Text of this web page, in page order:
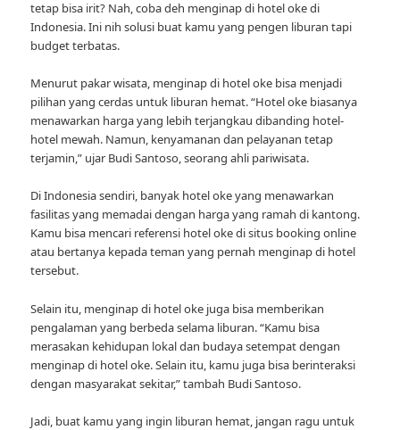
tetap bisa irit? Nah, coba deh menginap di hotel oke di
Indonesia. Ini nih solusi buat kamu yang pengen liburan tapi
budget terbatas.
Menurut pakar wisata, menginap di hotel oke bisa menjadi
pilihan yang cerdas untuk liburan hemat. “Hotel oke biasanya
menawarkan harga yang lebih terjangkau dibanding hotel-
hotel mewah. Namun, kenyamanan dan pelayanan tetap
terjamin,” ujar Budi Santoso, seorang ahli pariwisata.
Di Indonesia sendiri, banyak hotel oke yang menawarkan
fasilitas yang memadai dengan harga yang ramah di kantong.
Kamu bisa mencari referensi hotel oke di situs booking online
atau bertanya kepada teman yang pernah menginap di hotel
tersebut.
Selain itu, menginap di hotel oke juga bisa memberikan
pengalaman yang berbeda selama liburan. “Kamu bisa
merasakan kehidupan lokal dan budaya setempat dengan
menginap di hotel oke. Selain itu, kamu juga bisa berinteraksi
dengan masyarakat sekitar,” tambah Budi Santoso.
Jadi, buat kamu yang ingin liburan hemat, jangan ragu untuk